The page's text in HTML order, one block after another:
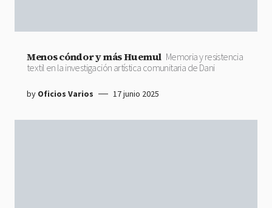
Menos cóndor y más Huemul Memoria y resistencia
textil en la investigación artística comunitaria de Dani
by Oficios Varios 17 junio 2025